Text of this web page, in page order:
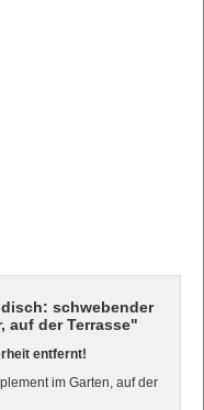
schwebender
auf der Terrasse"
entfernt!
im Garten, auf der